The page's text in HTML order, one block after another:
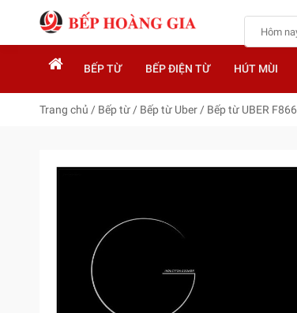
BẾP TỪ BẾP ĐIỆN TỪ HÚT MÙI
Trang chủ / Bếp từ / Bếp từ Uber / Bếp từ UBER F866